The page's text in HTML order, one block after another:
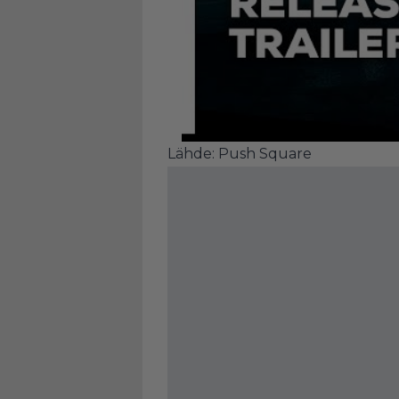
Lähde: Push Square